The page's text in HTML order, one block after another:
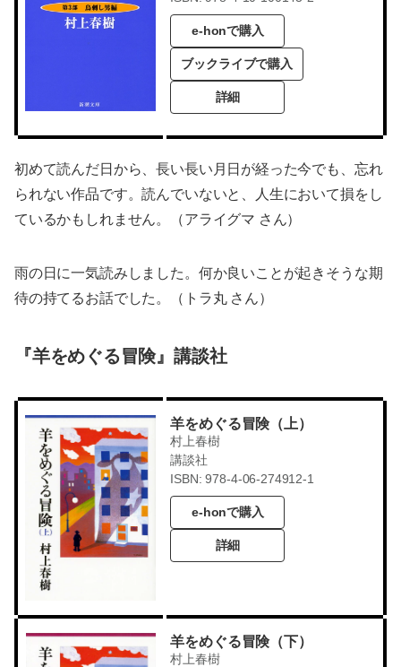
e-honで購入
ブックライブで購入
詳細
初めて読んだ日から、長い長い月日が経った今でも、忘れ
られない作品です。読んでいないと、人生において損をし
ているかもしれません。（アライグマ さん）
雨の日に一気読みしました。何か良いことが起きそうな期
待の持てるお話でした。（トラ丸 さん）
『羊をめぐる冒険』講談社
羊をめぐる冒険（上）
村上春樹
講談社
ISBN: 978-4-06-274912-1
e-honで購入
詳細
羊をめぐる冒険（下）
村上春樹